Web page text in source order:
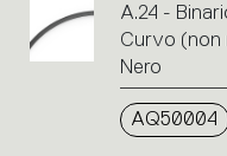
A.24 -
Curvo (non
Nero
AQ50004